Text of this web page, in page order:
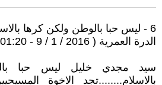
6 - ليس حبا بالوطن ولكن كرها بالاسلام
الدرة العمرية ( 2016 / 1 / 9 - 01:20 )
سيد مجدي خليل ليس حبا
بالاسلام........تجد الاخوة